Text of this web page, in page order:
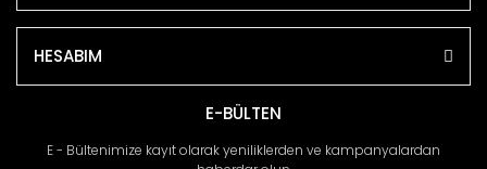
HESABIM
E-BÜLTEN
E - Bültenimize kayıt olarak yeniliklerden ve kampanyalardan